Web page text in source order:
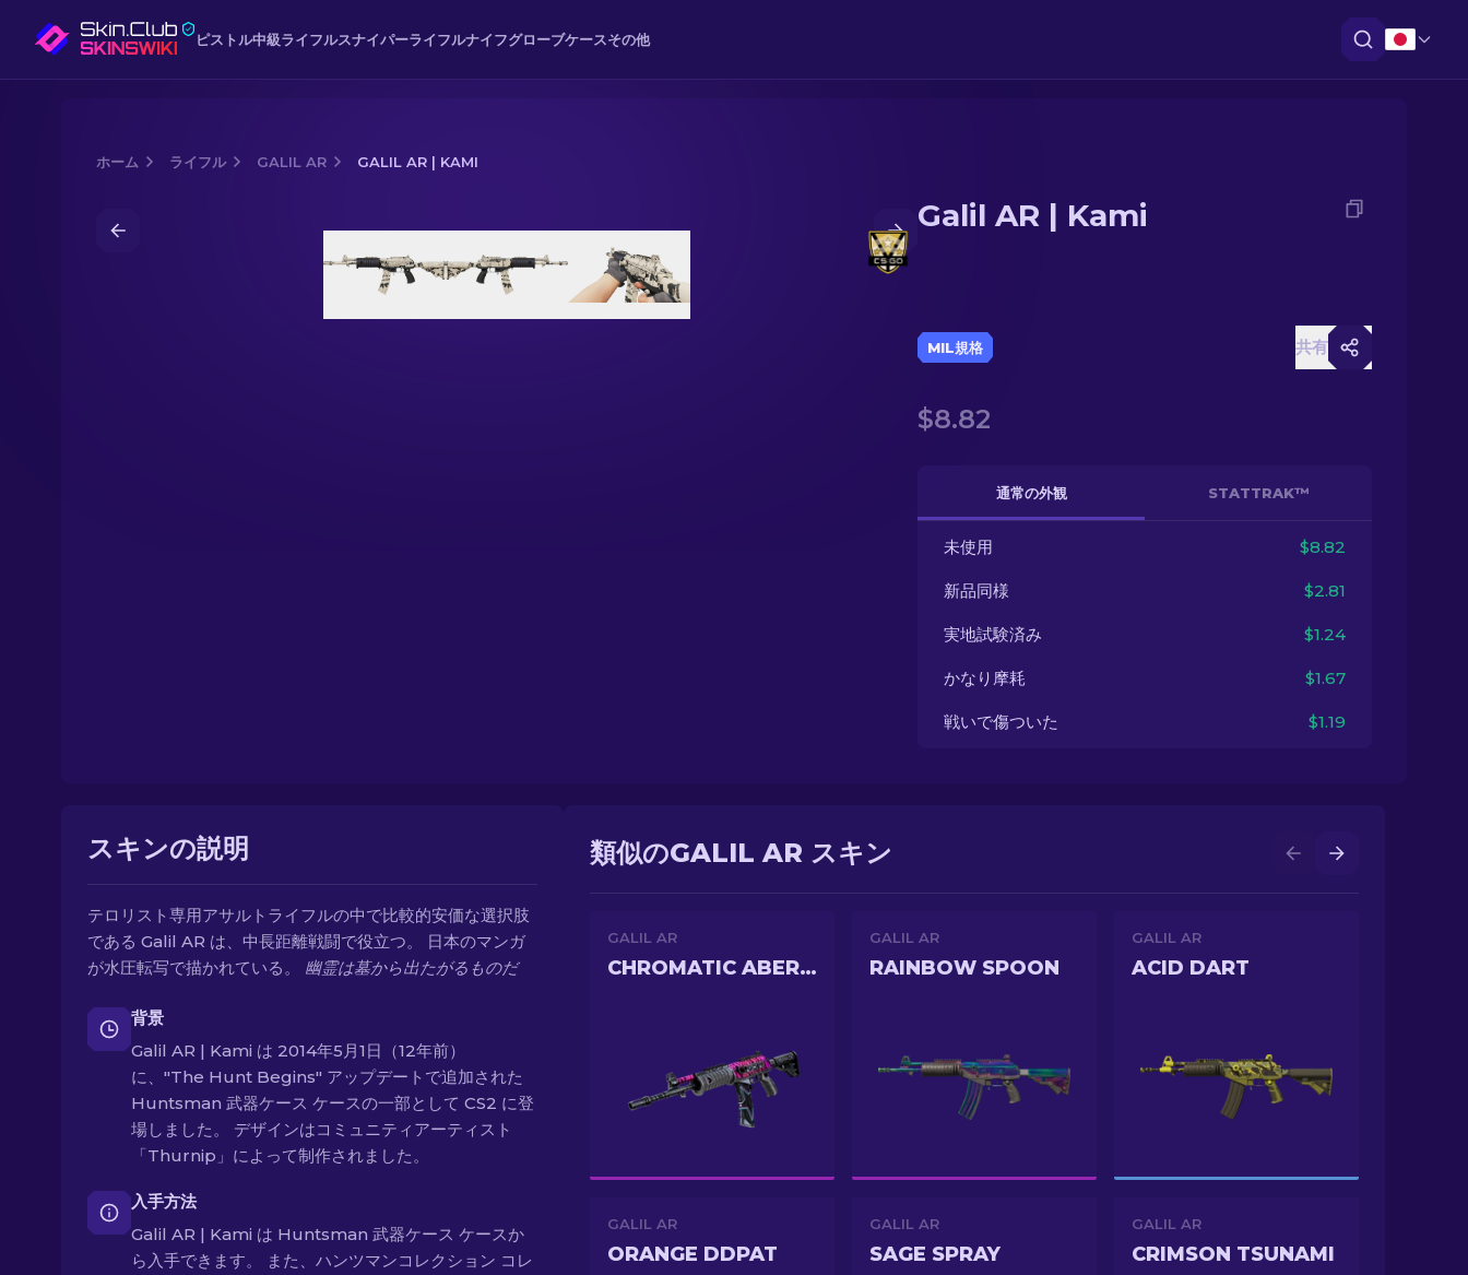
ピストル中級ライフルスナイパーライフルナイフグローブケースその他
ホーム ライフル GALIL AR GALIL AR | KAMI
Galil AR | Kami
MIL規格 共有
$8.82
通常の外観 STATTRAK™
未使用 $8.82
新品同様 $2.81
実地試験済み $1.24
かなり摩耗 $1.67
戦いで傷ついた $1.19
スキンの説明
テロリスト専用アサルトライフルの中で比較的安価な選択肢
である Galil AR は、中長距離戦闘で役立つ。 日本のマンガ
が水圧転写で描かれている。 幽霊は墓から出たがるものだ
背景
Galil AR | Kami は 2014年5月1日（12年前）
に、"The Hunt Begins" アップデートで追加された
Huntsman 武器ケース ケースの一部として CS2 に登
場しました。 デザインはコミュニティアーティスト
「Thurnip」によって制作されました。
入手方法
Galil AR | Kami は Huntsman 武器ケース ケースか
ら入手できます。 また、ハンツマンコレクション コレ
類似のGALIL AR スキン
GALIL AR
CHROMATIC ABERRATION
GALIL AR
RAINBOW SPOON
GALIL AR
ACID DART
GALIL AR
ORANGE DDPAT
GALIL AR
SAGE SPRAY
GALIL AR
CRIMSON TSUNAMI